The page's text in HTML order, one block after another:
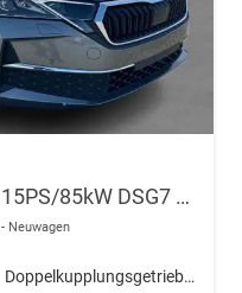
Essence 1.5 eTSI mHEV 115PS/85kW DSG7 2026
Neuwagen
Doppelkupplungsgetriebe (DSG)